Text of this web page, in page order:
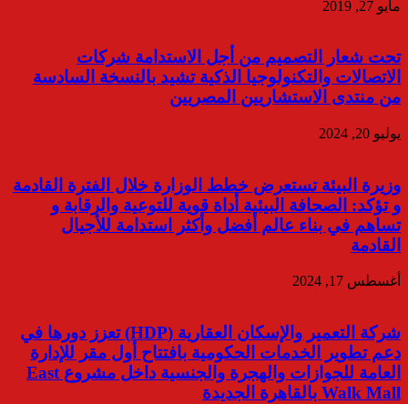
مايو 27, 2019
تحت شعار التصميم من أجل الاستدامة شركات
الاتصالات والتكنولوجيا الذكية تشيد بالنسخة السادسة
من منتدى الاستشاريين المصريين
يوليو 20, 2024
وزيرة البيئة تستعرض خطط الوزارة خلال الفترة القادمة
و تؤكد: الصحافة البيئية أداة قوية للتوعية والرقابة و
تساهم في بناء عالم أفضل وأكثر استدامة للأجيال
القادمة
أغسطس 17, 2024
شركة التعمير والإسكان العقارية (HDP) تعزز دورها في
دعم تطوير الخدمات الحكومية بافتتاح أول مقر للإدارة
العامة للجوازات والهجرة والجنسية داخل مشروع East
Walk Mall بالقاهرة الجديدة